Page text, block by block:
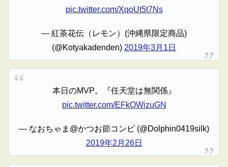
pic.twitter.com/XqoUt5t7Ns
— 紅茶花伝（レモン）(沖縄県限定商品)
(@Kotyakadenden) 2019年3月1日
本日のMVP。『任天堂は無関係』
pic.twitter.com/EFkOWizuGN
— なおちゃま@かつお節コンビ (@Dolphin0419silk)
2019年2月26日